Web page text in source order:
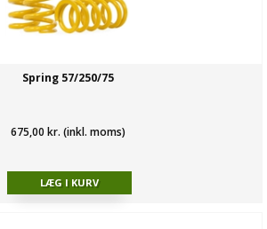
Spring 57/250/75
675,00 kr. (inkl. moms)